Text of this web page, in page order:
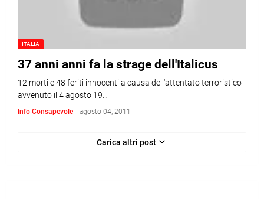
ITALIA
37 anni anni fa la strage dell'Italicus
12 morti e 48 feriti innocenti a causa dell'attentato terroristico
avvenuto il 4 agosto 19…
Info Consapevole - agosto 04, 2011
Carica altri post